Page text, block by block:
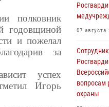
полковник
годовщиной
и пожелал
за
успех
Игорь
07 августа
вопросам
охраны